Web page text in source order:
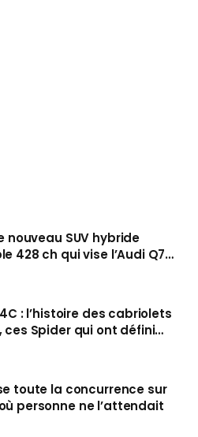
nouveau SUV hybride
428 ch qui vise l’Audi Q7
cet automne
: l’histoire des cabriolets
ces Spider qui ont défini
cheveux au vent
toute la concurrence sur
personne ne l’attendait